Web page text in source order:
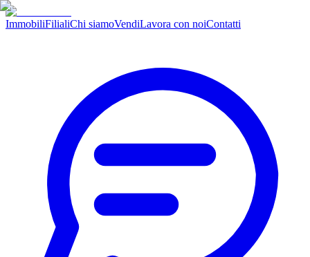
ImmobiliFilialiChi siamoVendiLavora con noiContatti